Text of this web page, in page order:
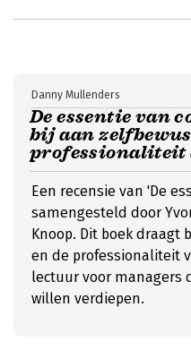
De essentie van
bij aan
professionaliteit
Danny Mullenders
Een recensie van 'De
samengesteld door
Knoop. Dit boek draagt
en de professionaliteit
lectuur voor managers
willen verdiepen.